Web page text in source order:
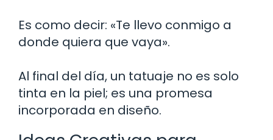
Es como decir: «Te llevo conmigo a
donde quiera que vaya».
Al final del día, un tatuaje no es solo
tinta en la piel; es una promesa
incorporada en diseño.